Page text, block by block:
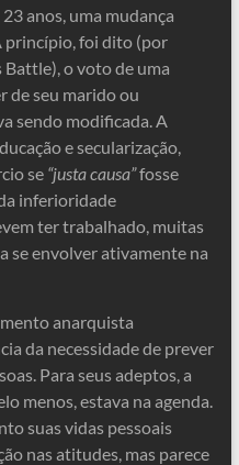
anos, uma mudança
princípio, foi dito (por
Battle), o voto de uma
de seu marido ou
sendo modificada. A
e secularização,
se “justa causa”fosse
inferioridade
ter trabalhado, muitas
se envolver ativamente na
anarquista
da necessidade de prever
Para seus adeptos, a
menos, estava na agenda.
suas vidas pessoais
nas atitudes, mas parece